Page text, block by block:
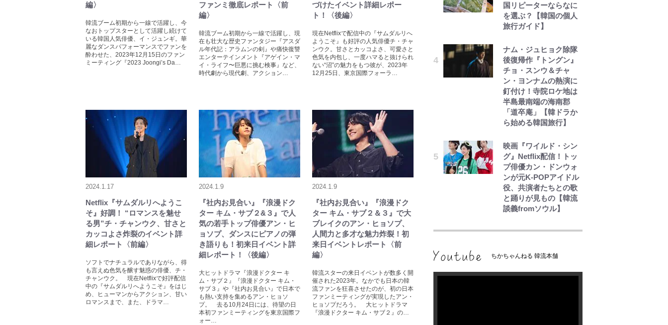
編〉
韓流ブーム初期から一線で活躍し、今
なおトップスターとして活躍し続けて
いる韓国人気俳優、イ・ジュンギ。華
麗なダンスパフォーマンスでファンを
酔わせた、2023年12月15日のファン
ミーティング『2023 Joongi’s Da…
ファンミ徹底レポート〈前
編〉
韓流ブーム初期から一線で活躍し、現
在も壮大な歴史ファンタジー『アスダ
ル年代記：アラムンの剣』や痛快復讐
エンターテインメント『アゲイン・マ
イ・ライフ〜巨悪に挑む検事』など、
時代劇から現代劇、アクション…
づけたイベント詳細レポー
ト！〈後編〉
現在Netflixで配信中の『サムダルリへ
ようこそ』も好評の人気俳優チ・チャ
ンウク。甘さとカッコよさ、可愛さと
色気を内包し、一度ハマると抜けられ
ない“沼”の魅力をもつ彼が、2023年
12月25日、東京国際フォーラ…
2024.1.17
Netflix『サムダルリへようこ
そ』好調！ “ロマンスを魅せ
る男”チ・チャンウク、甘さと
カッコよさ炸裂のイベント詳
細レポート〈前編〉
ソフトでナチュラルでありながら、得
も言えぬ色気を醸す魅惑の俳優、チ・
チャンウク。 現在Netflixで好評配信
中の『サムダルリへようこそ』をはじ
め、ヒューマンからアクション、甘い
ロマンスまで、また、ドラマ…
2024.1.9
『社内お見合い』『浪漫ドク
ター キム・サブ２&３』で人
気の若手トップ俳優アン・ヒ
ョソプ、ダンスにピアノの弾
き語りも！初来日イベント詳
細レポート！〈後編〉
大ヒットドラマ『浪漫ドクター キ
ム・サブ２』『浪漫ドクター キム・
サブ３』や『社内お見合い』で日本で
も熱い支持を集めるアン・ヒョソ
プ。 去る10月24日には、待望の日
本初ファンミーティングを東京国際フ
ォー…
2024.1.9
『社内お見合い』『浪漫ドク
ター キム・サブ２＆３』で大
ブレイクのアン・ヒョソプ、
人間力と多才な魅力炸裂！初
来日イベントレポート〈前
編〉
韓流スターの来日イベントが数多く開
催された2023年。なかでも日本の韓
流ファンを狂喜させたのが、初の日本
ファンミーティングが実現したアン・
ヒョソプだろう。 大ヒットドラマ
『浪漫ドクター キム・サブ２』の…
国リピーターならなに
を選ぶ？【韓国の個人
旅行ガイド】
ナム・ジュヒョク除隊
後復帰作『トングン』
チョ・スンウ＆チャ
ン・ヨンナムの熱演に
釘付け！寺院ロケ地は
半島最南端の海南郡
「道卒庵」【韓ドラか
ら始める韓国旅行】
映画『ワイルド・シン
グ』Netflix配信！トッ
プ俳優カン・ドンウォ
ンが元K-POPアイドル
役、共演者たちとの歌
と踊りが見もの【韓流
談義fromソウル】
ちかちゃんねる 韓流本舗